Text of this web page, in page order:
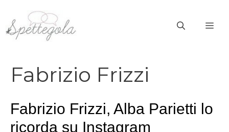
contenuto
Fabrizio Frizzi
Fabrizio Frizzi, Alba Parietti lo
ricorda su Instagram